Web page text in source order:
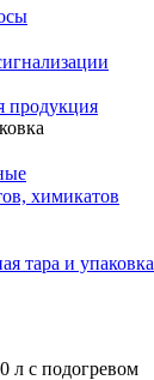
продукция
химикатов
тара и упаковка
л с подогревом